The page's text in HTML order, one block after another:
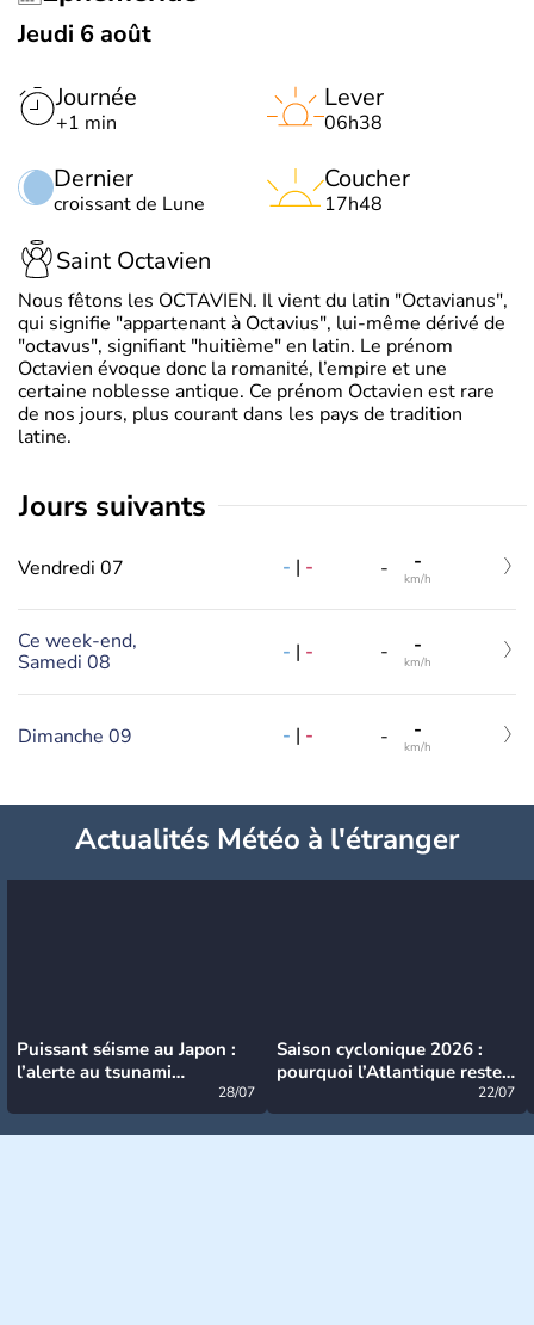
Jeudi 6 août
Journée
+1 min
Dernier
croissant de Lune
Lever
06h38
Coucher
17h48
Saint Octavien
Nous fêtons les OCTAVIEN. Il vient du latin "Octavianus",
qui signifie "appartenant à Octavius", lui-même dérivé de
"octavus", signifiant "huitième" en latin. Le prénom
Octavien évoque donc la romanité, l’empire et une
certaine noblesse antique. Ce prénom Octavien est rare
de nos jours, plus courant dans les pays de tradition
latine.
jours suivants
Vendredi 07 - | - - -
km/h
Ce week-end,
Samedi 08
- | - - -
km/h
Dimanche 09 - | - - -
km/h
Actualités Météo à l'étranger
Puissant séisme au Japon :
l’alerte au tsunami
28/07
Saison cyclonique 2026 :
pourquoi l’Atlantique reste
22/07